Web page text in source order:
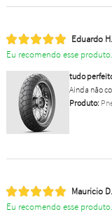
Eduardo H.
Eu recomendo esse produto.
tudo
Ainda não
Produto:
Mauricio D.
Eu recomendo esse produto.